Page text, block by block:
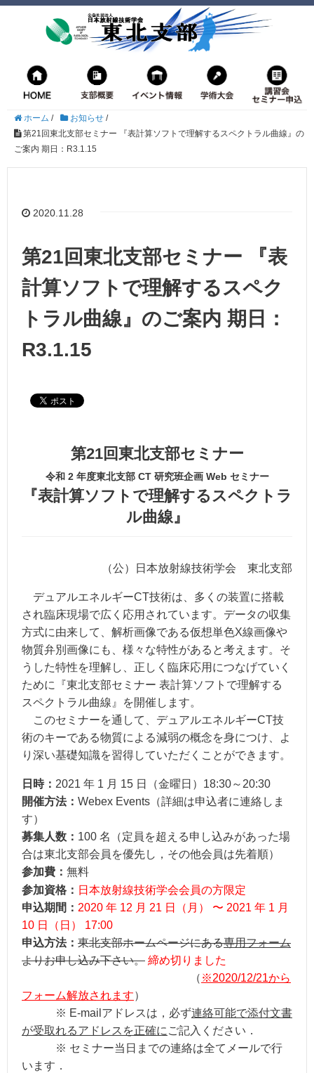
ホーム / お知らせ /
第21回東北支部セミナー 『表計算ソフトで理解するスペクトラル曲線』の
ご案内 期日：R3.1.15
2020.11.28
第21回東北支部セミナー 『表
計算ソフトで理解するスペク
トラル曲線』のご案内 期日：
R3.1.15
第21回東北支部セミナー
令和 2 年度東北支部 CT 研究班企画 Web セミナー
『表計算ソフトで理解するスペクトラ
ル曲線』
（公）日本放射線技術学会 東北支部
デュアルエネルギーCT技術は、多くの装置に搭載
され臨床現場で広く応用されています。データの収集
方式に由来して、解析画像である仮想単色X線画像や
物質弁別画像にも、様々な特性があると考えます。そ
うした特性を理解し、正しく臨床応用につなげていく
ために『東北支部セミナー 表計算ソフトで理解する
スペクトラル曲線』を開催します。
このセミナーを通して、デュアルエネルギーCT技
術のキーである物質による減弱の概念を身につけ、よ
り深い基礎知識を習得していただくことができます。
日時： 2021 年 1 月 15 日（金曜日）18:30～20:30
開催方法： Webex Events（詳細は申込者に連絡しま
す）
募集人数： 100 名（定員を超える申し込みがあった場
合は東北支部会員を優先し，その他会員は先着順）
参加費： 無料
参加資格： 日本放射線技術学会会員の方限定
申込期間： 2020 年 12 月 21 日（月） 〜 2021 年 1 月
10 日（日） 17:00
申込方法： 東北支部ホームページにある専用フォーム
よりお申し込み下さい。 締め切りました
（ ※2020/12/21から
フォーム解放されます）
※ E-mailアドレスは，必ず連絡可能で添付文書
が受取れるアドレスを正確に ご記入ください．
※ セミナー当日までの連絡は全てメールで行
います．